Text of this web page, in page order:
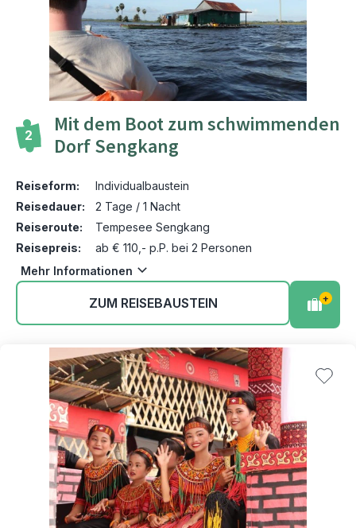
2
Mit dem Boot zum schwimmenden
Dorf Sengkang
Reiseform:
Individualbaustein
Reisedauer:
2 Tage / 1 Nacht
Reiseroute:
Tempesee Sengkang
Reisepreis:
ab € 110,- p.P. bei 2 Personen
Mehr Informationen
ZUM REISEBAUSTEIN +